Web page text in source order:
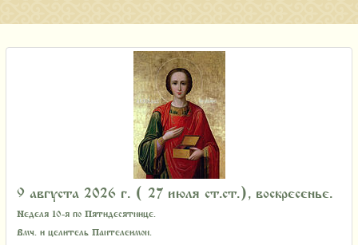
9 августа 2026 г. ( 27 июля ст.ст.), воскресенье.
Неделя 10-я по Пятидесятнице.
Вмч. и целитель Пантелеимон.